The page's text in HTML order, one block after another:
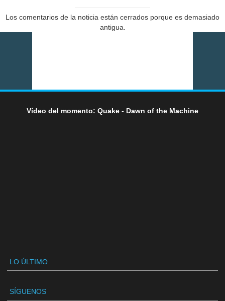
Los comentarios de la noticia están cerrados porque es demasiado
antigua.
Vídeo del momento: Quake - Dawn of the Machine
LO ÚLTIMO
SÍGUENOS